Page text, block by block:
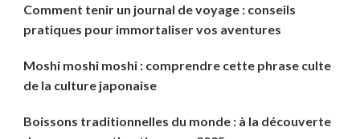
Comment tenir un journal de voyage : conseils
pratiques pour immortaliser vos aventures
Moshi moshi moshi : comprendre cette phrase culte
de la culture japonaise
Boissons traditionnelles du monde : à la découverte